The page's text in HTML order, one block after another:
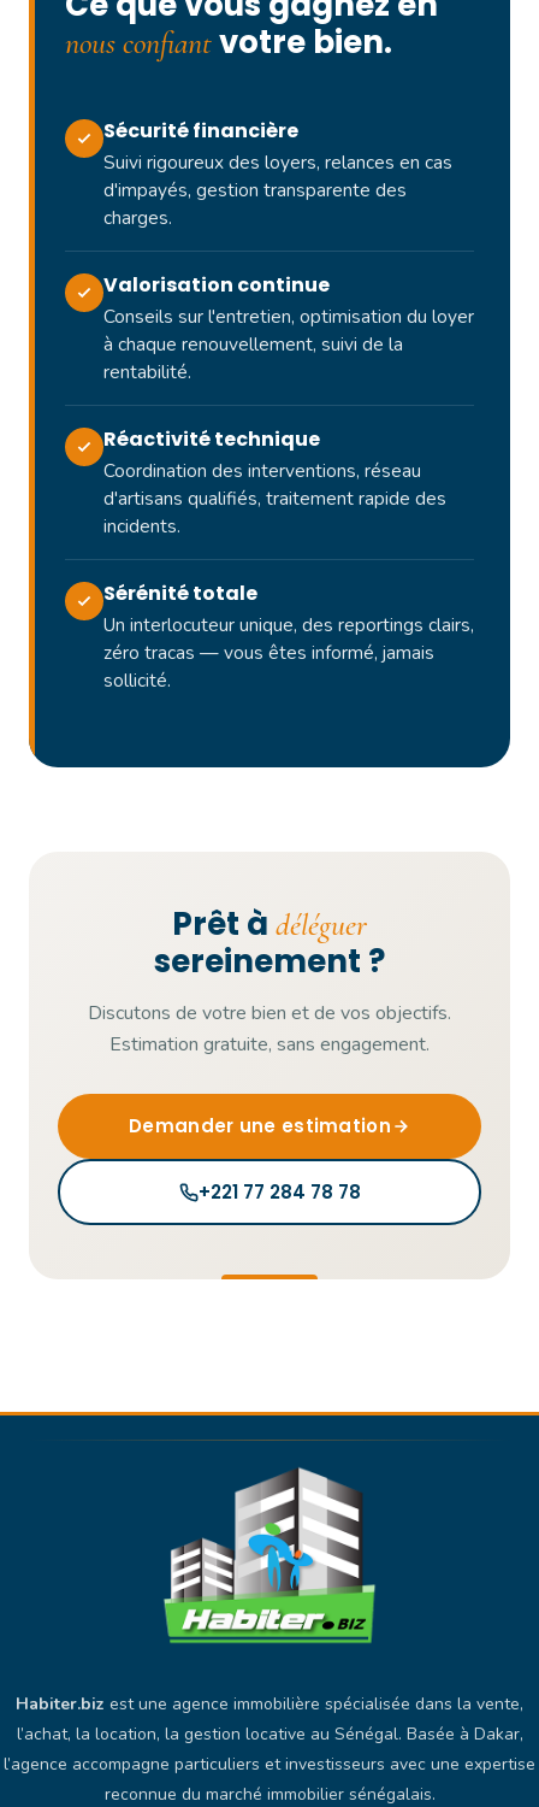
nous confiantvotre bien.
Sécurité financière
Suivi rigoureux des loyers, relances en cas
d'impayés, gestion transparente des
charges.
Valorisation continue
Conseils sur l'entretien, optimisation du loyer
à chaque renouvellement, suivi de la
rentabilité.
Réactivité technique
Coordination des interventions, réseau
d'artisans qualifiés, traitement rapide des
incidents.
Sérénité totale
Un interlocuteur unique, des reportings clairs,
zéro tracas — vous êtes informé, jamais
sollicité.
Prêt à déléguer
sereinement ?
Discutons de votre bien et de vos objectifs.
Estimation gratuite, sans engagement.
Demander une estimation
+221 77 284 78 78
Habiter.biz est une agence immobilière spécialisée dans la vente,
l’achat, la location, la gestion locative au Sénégal. Basée à Dakar,
l’agence accompagne particuliers et investisseurs avec une expertise
reconnue du marché immobilier sénégalais.